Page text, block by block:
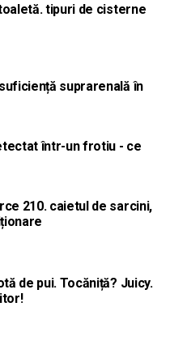
tipuri de cisterne
suprarenală în
într-un frotiu - ce
210. caietul de sarcini,
de pui. Tocăniță? Juicy.